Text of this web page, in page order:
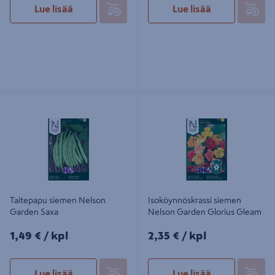
Lue lisää Lue lisää
Taitepapu siemen Nelson
Garden Saxa
1,49€/kpl
1,49 € / kpl
Isoköynnöskrassi siemen
Nelson Garden Glorius Gleam
2,35€/kpl
2,35 € / kpl